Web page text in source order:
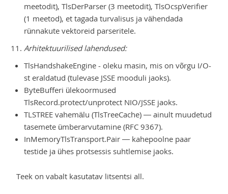
meetodit), TlsDerParser (3 meetodit), TlsOcspVerifier
(1 meetod), et tagada turvalisus ja vähendada
rünnakute vektoreid parseritele.
Arhitektuurilised lahendused:
TlsHandshakeEngine - oleku masin, mis on võrgu I/O-
st eraldatud (tulevase JSSE mooduli jaoks).
ByteBufferi ülekoormused
TlsRecord.protect/unprotect NIO/JSSE jaoks.
TLSTREE vahemälu (TlsTreeCache) — ainult muudetud
tasemete ümberarvutamine (RFC 9367).
InMemoryTlsTransport.Pair — kahepoolne paar
testide ja ühes protsessis suhtlemise jaoks.
Teek on vabalt kasutatav litsentsi all.